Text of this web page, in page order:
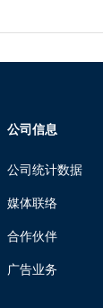
公司信息
公司统计数据
媒体联络
合作伙伴
广告业务